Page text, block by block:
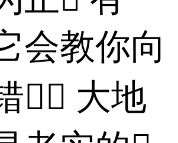
会教你向
 大地